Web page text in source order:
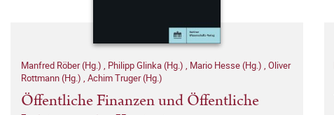
Manfred Röber (Hg.) , Philipp Glinka (Hg.) , Mario Hesse (Hg.) , Oliver
Rottmann (Hg.) , Achim Truger (Hg.)
Öffentliche Finanzen und Öffentliche